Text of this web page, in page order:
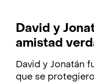
David y
amistad
David y Jonatán
que se